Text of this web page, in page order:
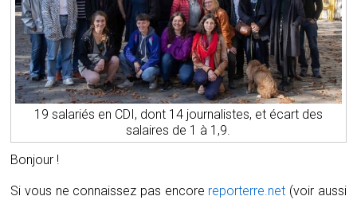
19 salariés en CDI, dont 14 journalistes, et écart des
salaires de 1 à 1,9.
Bonjour !
Si vous ne connaissez pas encore reporterre.net (voir aussi